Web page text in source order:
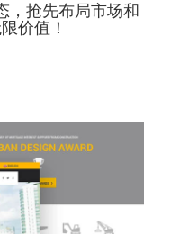
，抢先布局市场和
价值！